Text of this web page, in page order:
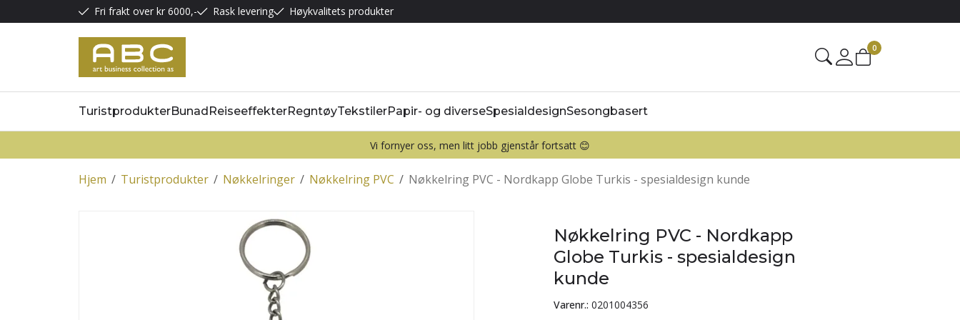
Fri frakt over kr 6000,- Rask levering Høykvalitets produkter
0
TuristprodukterBunadReiseeffekterRegntøyTekstilerPapir- og diverseSpesialdesignSesongbasert
Vi fornyer oss, men litt jobb gjenstår fortsatt 😊
/
Hjem /
Turistprodukter /
Nøkkelringer /
Nøkkelring PVC Nøkkelring PVC - Nordkapp Globe Turkis - spesialdesign kunde
Nøkkelring PVC - Nordkapp
Globe Turkis - spesialdesign
kunde
Varenr.: 0201004356